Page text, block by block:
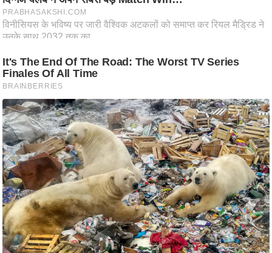
स्तं
भ
म
.
आ
र
.
आ
ई
.
चा
य
प
र